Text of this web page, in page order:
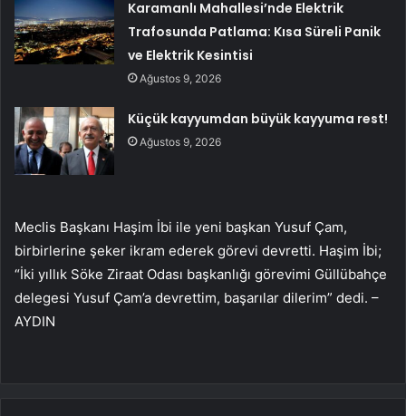
Karamanlı Mahallesi’nde Elektrik
Trafosunda Patlama: Kısa Süreli Panik
ve Elektrik Kesintisi
Ağustos 9, 2026
Küçük kayyumdan büyük kayyuma rest!
Ağustos 9, 2026
Meclis Başkanı Haşim İbi ile yeni başkan Yusuf Çam,
birbirlerine şeker ikram ederek görevi devretti. Haşim İbi;
“İki yıllık Söke Ziraat Odası başkanlığı görevimi Güllübahçe
delegesi Yusuf Çam’a devrettim, başarılar dilerim” dedi. –
AYDIN